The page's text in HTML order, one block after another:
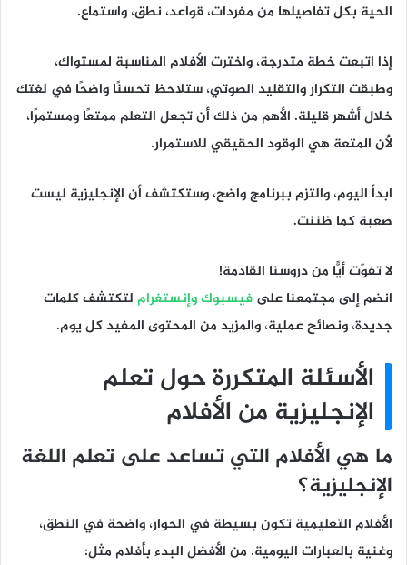
الحية بكل تفاصيلها من مفردات، قواعد، نطق، واستماع.
إذا اتبعت خطة متدرجة، واخترت الأفلام المناسبة لمستواك،
وطبقت التكرار والتقليد الصوتي، ستلاحظ تحسنًا واضحًا في لغتك
خلال أشهر قليلة. الأهم من ذلك أن تجعل التعلم ممتعًا ومستمرًا،
لأن المتعة هي الوقود الحقيقي للاستمرار.
ابدأ اليوم، والتزم ببرنامج واضح، وستكتشف أن الإنجليزية ليست
صعبة كما ظننت.
لا تفوّت أيًّا من دروسنا القادمة!
انضم إلى مجتمعنا على فيسبوكوإنستغرام لتكتشف كلمات
جديدة، ونصائح عملية، والمزيد من المحتوى المفيد كل يوم.
الأسئلة المتكررة حول تعلم
الإنجليزية من الأفلام
ما هي الأفلام التي تساعد على تعلم اللغة
الإنجليزية؟
الأفلام التعليمية تكون بسيطة في الحوار، واضحة في النطق،
وغنية بالعبارات اليومية. من الأفضل البدء بأفلام مثل: